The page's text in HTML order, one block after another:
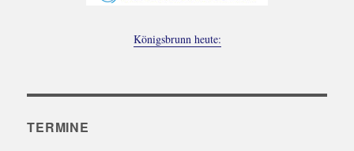
Königsbrunn heute:
TERMINE